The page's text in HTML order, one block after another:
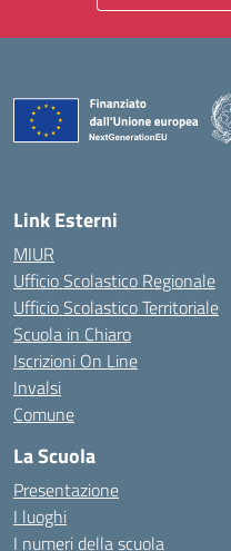
Link Esterni
MIUR
Ufficio Scolastico Regionale
Ufficio Scolastico Territoriale
Scuola in Chiaro
Iscrizioni On Line
Invalsi
Comune
La Scuola
Presentazione
I luoghi
I numeri della scuola